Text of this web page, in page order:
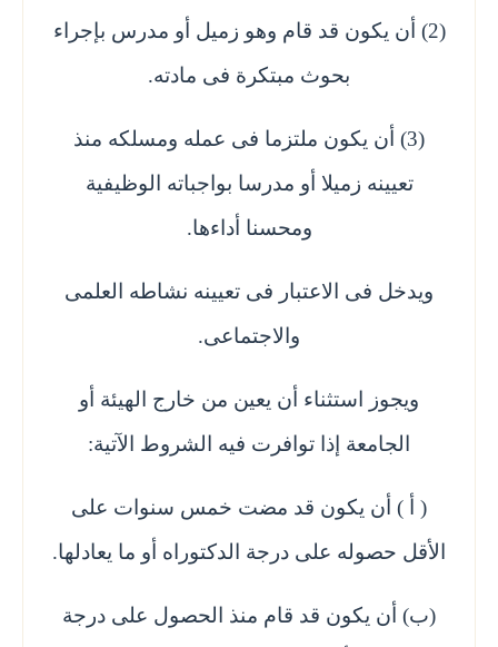
(2) أن يكون قد قام وهو زميل أو مدرس بإجراء
بحوث مبتكرة فى مادته.
(3) أن يكون ملتزما فى عمله ومسلكه منذ
تعيينه زميلا أو مدرسا بواجباته الوظيفية
ومحسنا أداءها.
ويدخل فى الاعتبار فى تعيينه نشاطه العلمى
والاجتماعى.
ويجوز استثناء أن يعين من خارج الهيئة أو
الجامعة إذا توافرت فيه الشروط الآتية:
( أ ) أن يكون قد مضت خمس سنوات على
الأقل حصوله على درجة الدكتوراه أو ما يعادلها.
(ب) أن يكون قد قام منذ الحصول على درجة